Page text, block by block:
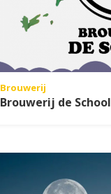
Brouwerij
Brouwerij de School